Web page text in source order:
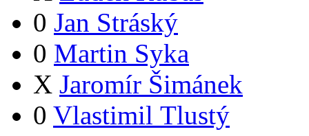
0 Jan Stráský
0 Martin Syka
X Jaromír Šimánek
0 Vlastimil Tlustý